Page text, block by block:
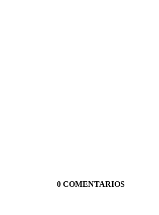
0 COMENTARIOS